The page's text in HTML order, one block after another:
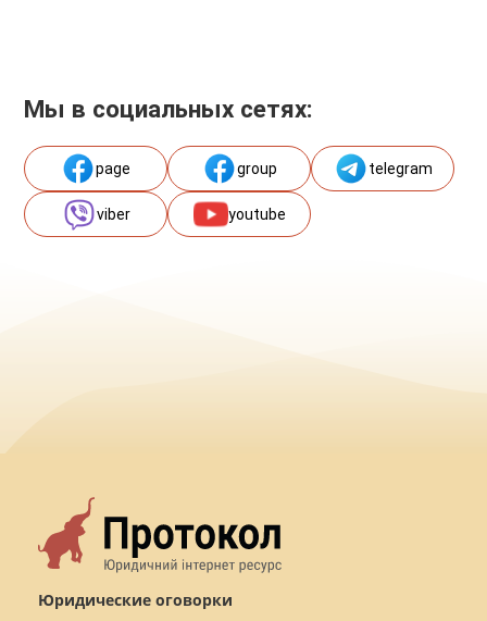
Мы в социальных сетях:
page group telegram
viber youtube
Юридические оговорки